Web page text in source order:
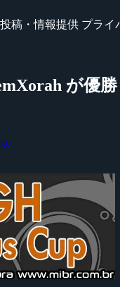
稿・情報提供 プライ
が優勝